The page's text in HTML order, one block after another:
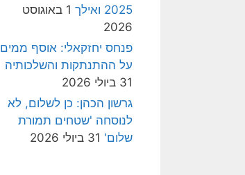
2025 ואילך
1 באוגוסט
2026
פנחס יחזקאלי: אוסף ממים
על ההתנתקות והשלכותיה
31 ביולי 2026
גרשון הכהן: כן לשלום, לא
לנוסחה 'שטחים תמורת
שלום' 31 ביולי 2026